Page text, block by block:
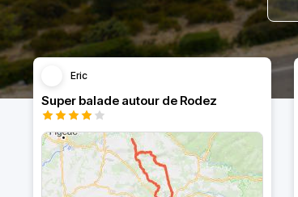
Eric
Super balade autour de Rodez